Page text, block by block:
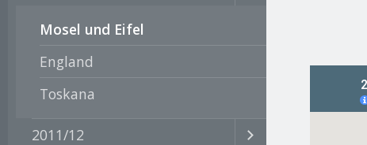
Mosel und Eifel
England
Toskana
2011/12